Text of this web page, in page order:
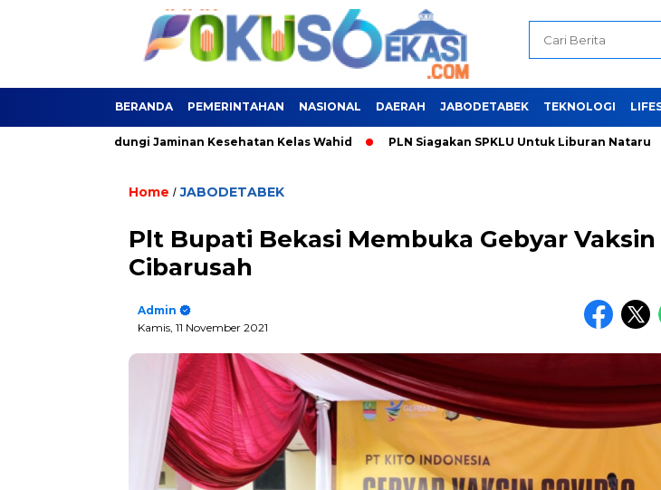
BERANDA PEMERINTAHAN NASIONAL DAERAH JABODETABEK TEKNOLOGI
Kini Terlindungi Jaminan Kesehatan Kelas Wahid PLN Siagakan SPKLU Untuk Liburan Nataru
Home /JABODETABEK
Plt Bupati Bekasi Membuka Gebyar Vaksin
Cibarusah
Admin
Kamis, 11 November 2021